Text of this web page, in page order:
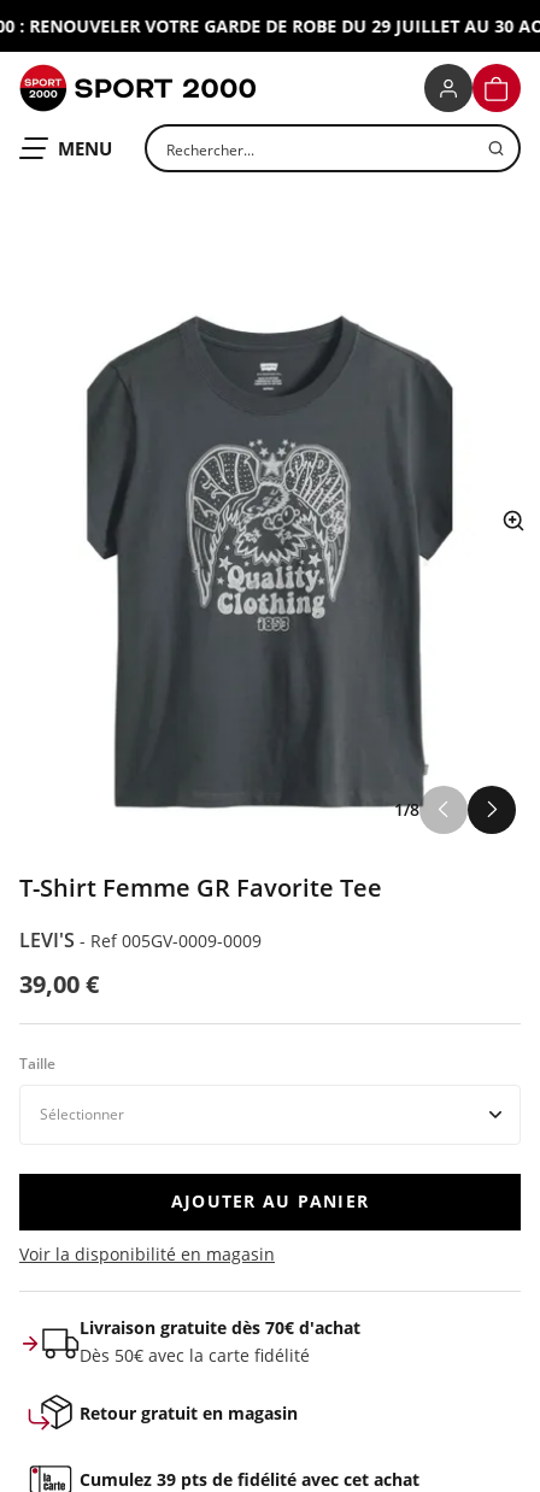
RENOUVELER VOTRE GARDE DE ROBE DU 29 JUILLET AU 30
OUVRIR LE
MENU Rechercher un produit
1/8
T-Shirt Femme GR Favorite Tee
LEVI'S - Ref 005GV-0009-0009
39,00 €
Taille
AJOUTER AU PANIER
Voir la disponibilité en magasin
Livraison gratuite dès 70€ d'achat
Dès 50€ avec la carte fidélité
Retour gratuit en magasin
Cumulez 39 pts de fidélité avec cet achat